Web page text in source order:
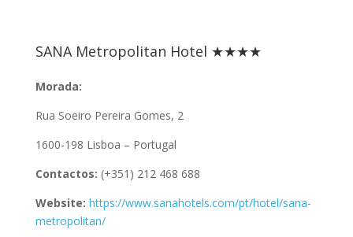
SANA Metropolitan Hotel ★★★★
Morada:
Rua Soeiro Pereira Gomes, 2
1600-198 Lisboa – Portugal
Contactos: (+351) 212 468 688
Website: https://www.sanahotels.com/pt/hotel/sana-
metropolitan/